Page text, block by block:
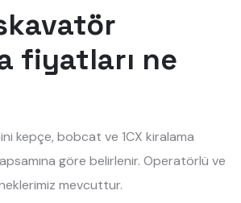
fiyatları ne
kepçe, bobcat ve 1CX kiralama
göre belirlenir. Operatörlü ve
mevcuttur.